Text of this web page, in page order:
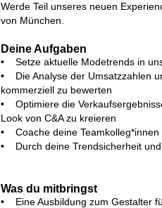
Werde Teil unseres neuen
von München.
Deine Aufgaben
• Setze aktuelle Modetrends in
• Die Analyse der Umsatzzahlen
kommerziell zu bewerten
• Optimiere die
Look von C&A zu kreieren
• Coache deine Teamkolleg*innen
• Durch deine Trendsicherheit
Was du mitbringst
• Eine Ausbildung zum Gestalter